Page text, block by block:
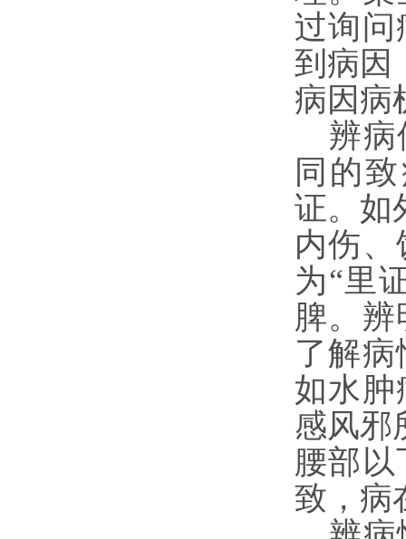
过询问
到病因
病因病
辨病
同的
证。如
内伤
为“里
脾。
了解
如水肿
感风邪
腰部
致，病